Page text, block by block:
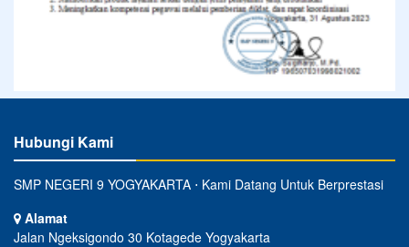
Hubungi Kami
SMP NEGERI 9 YOGYAKARTA ⋅ Kami Datang Untuk Berprestasi
Alamat
Jalan Ngeksigondo 30 Kotagede Yogyakarta